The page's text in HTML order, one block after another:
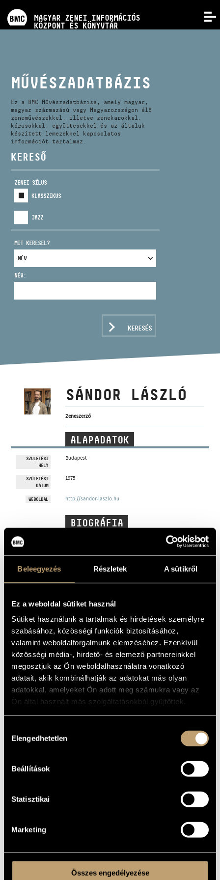
Beleegyezés Részletek A sütikről
Ez a weboldal sütiket használ
Sütiket használunk a tartalmak és hirdetések személyre
szabásához, közösségi funkciók biztosításához,
valamint weboldalforgalmunk elemzéséhez. Ezenkívül
közösségi média-, hirdető- és elemező partnereinkkel
megosztjuk az Ön weboldalhasználatra vonatkozó
adatait, akik kombinálhatják az adatokat más olyan
adatokkal, amelyeket Ön adott meg számukra vagy az
Ön által használt más szolgáltatásokból gyűjtöttek.
kiválasztása
Elengedhetetlen
Beállítások
Statisztikai
Marketing
Összes engedélyezése
MAGYAR ZENEI INFORMÁCIÓS
KÖZPONT ÉS KÖNYVTÁR
KÉPZÉSEK
KIADVÁNYOK
RÓLUNK
KAPCSOLAT
VIDEÓ GALÉRIA
NYITVA TARTÁS
MŰVÉSZADATBÁZIS
ZENEMŰ-ADATBÁZIS
MŰVÉSZADATBÁZIS
Ez a BMC Művészadatbázisa, amely magyar,
magyar származású vagy Magyarországon élő
zeneművészekkel, illetve zenekarokkal,
kórusokkal, együttesekkel és az általuk
készített lemezekkel kapcsolatos
információt tartalmaz.
KERESŐ
ZENEI SÍLUS
KLASSZIKUS
JAZZ
MIT KERESEL?
NÉV:
KERESÉS
SÁNDOR LÁSZLÓ
Zeneszerző
ALAPADATOK
SZÜLETÉSI
HELY
Budapest
SZÜLETÉSI
DÁTUM
1975
WEBOLDAL http://sandor-laszlo.hu
BIOGRÁFIA
MŰJEGYZÉK
Liszt Ferenc Zeneművészeti Főiskola
Liszt Ferenc Zeneművészeti Egyetem
Tanárok:
Petőfi Erika, Gózon Kinga – hegedű
Földes Imre – zenetörténet
Dukay Barnabás – zeneelmélet, összhangzattan, műelemzés
Jeney Zoltán – zeneszerzés
Szigetvári Andrea – elektronikus zeneszerzés
Wilheim András – analízis
Vidovszky László – speciális kollégium
1998. hegedűtanár, kamaraművész – kitüntetéssel
Szakdolgozat: Alban Berg: Hegedűverseny – elemzés
2005 – József Attila zeneszerzői verseny: I. díj
2011 – Új Magyar Zenei Fórum – zeneszerzői verseny: EMB és
Bartók B. Konzervatórium különdíjai
2013 – Duna Szimfonikusok pályázata – díjnyertes mű
2014 – Liszt Ferenc Zeneművészeti Egyetem – zeneszezői
2008. március 15. Állami ünnepség – nagyzenekari mű
2012. Kovalcsik András – szóló kürt darab a Debreceni
2013. az Óbudai Danubia Zenekar XX. évfordulójára
Zeneakadémia nagyterem
Nyilvános előadások: